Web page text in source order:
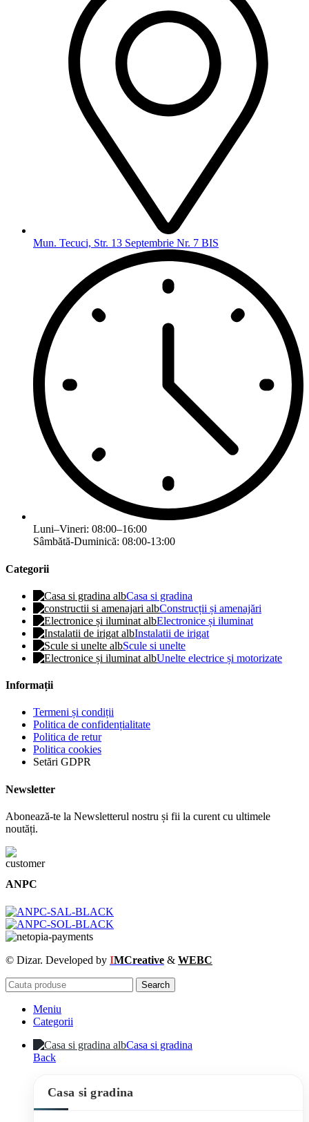
Mun. Tecuci, Str. 13 Septembrie Nr. 7 BIS
Luni–Vineri: 08:00–16:00
Sâmbătă-Duminică: 08:00-13:00
Categorii
Casa si gradina
Construcții și amenajări
Electronice și iluminat
Instalatii de irigat
Scule si unelte
Unelte electrice și motorizate
Informații
Termeni și condiții
Politica de confidențialitate
Politica de retur
Politica cookies
Setări GDPR
Newsletter
Abonează-te la Newsletterul nostru și fii la curent cu ultimele
noutăți.
ANPC
© Dizar. Developed by IMCreative & WEBC
Search
Meniu
Categorii
Casa si gradina
Back
Casa si gradina